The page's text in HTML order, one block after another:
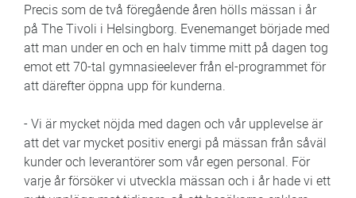
Precis som de två föregående åren hölls mässan i år
på The Tivoli i Helsingborg. Evenemanget började med
att man under en och en halv timme mitt på dagen tog
emot ett 70-tal gymnasieelever från el-programmet för
att därefter öppna upp för kunderna.
- Vi är mycket nöjda med dagen och vår upplevelse är
att det var mycket positiv energi på mässan från såväl
kunder och leverantörer som vår egen personal. För
varje år försöker vi utveckla mässan och i år hade vi ett